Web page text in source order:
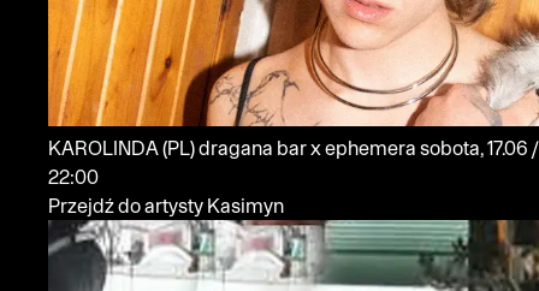
KAROLINDA (PL)dragana bar x ephemera sobota, 17.06 /
22:00
Przejdź do artysty Kasimyn